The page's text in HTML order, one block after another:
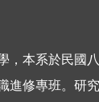
，本系於民國
進修專班。研